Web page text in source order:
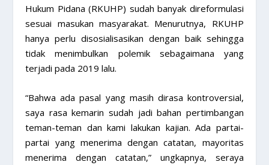
Hukum Pidana (RKUHP) sudah banyak direformulasi
sesuai masukan masyarakat. Menurutnya, RKUHP
hanya perlu disosialisasikan dengan baik sehingga
tidak menimbulkan polemik sebagaimana yang
terjadi pada 2019 lalu.
“Bahwa ada pasal yang masih dirasa kontroversial,
saya rasa kemarin sudah jadi bahan pertimbangan
teman-teman dan kami lakukan kajian. Ada partai-
partai yang menerima dengan catatan, mayoritas
menerima dengan catatan,” ungkapnya, seraya